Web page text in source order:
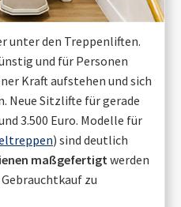
unter den Treppenliften.
und für Personen
Kraft aufstehen und sich
Neue Sitzlifte für gerade
3.500 Euro. Modelle für
) sind deutlich
maßgefertigt werden
zu